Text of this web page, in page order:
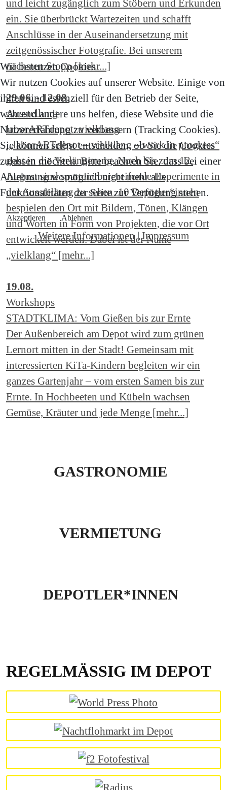
und leicht zugänglich zum Stöbern und Erkunden
ein. Sie überbrückt Wartezeiten und schafft
Anschlüsse in der Auseinandersetzung mit
zeitgenössischer Fotografie. Bei unserem
nächsten Stopp [mehr...]
29.06. - 12.08.
Ausstellung
laborARTdepot: vielklang
„laborARTdepot – vielklang – work in progress“
geht in die Verlängerung. Noch bis zum 12.
August sind spartenübergreifende Experimente in
der Ausstellung zu sehen. 10 Depotler*innen
bespielen den Ort mit Bildern, Tönen, Klängen
und Worten in Form von Projekten, die vor Ort
entwickelt werden. Dabei ist der Name
„vielklang“ [mehr...]
19.08.
Workshops
STADTKLIMA: Vom Gießen bis zur Ernte
Der Außenbereich am Depot wird zum grünen
Lernort mitten in der Stadt! Gemeinsam mit
interessierten KiTa-Kindern begleiten wir ein
ganzes Gartenjahr – vom ersten Samen bis zur
Ernte. In Hochbeeten und Kübeln wachsen
Gemüse, Kräuter und jede Menge [mehr...]
GASTRONOMIE
VERMIETUNG
DEPOTLER*INNEN
REGELMÄSSIG IM DEPOT
Wir benutzen Cookies
Wir nutzen Cookies auf unserer Website. Einige von
ihnen sind essenziell für den Betrieb der Seite,
während andere uns helfen, diese Website und die
Nutzererfahrung zu verbessern (Tracking Cookies).
Sie können selbst entscheiden, ob Sie die Cookies
zulassen möchten. Bitte beachten Sie, dass bei einer
Ablehnung womöglich nicht mehr alle
Funktionalitäten der Seite zur Verfügung stehen.
Akzeptieren Ablehnen
Weitere Informationen|Impressum